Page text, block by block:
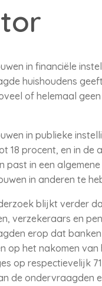
in financiële
huishoudens
of helemaal
in publieke
18 procent, en in de
past in een
in anderen te
blijkt verder
verzekeraars en
erop dat
op het nakomen
op respectievelijk
de ondervraagden